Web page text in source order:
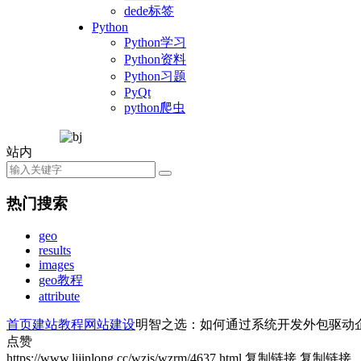
dede标签
Python
Python学习
Python资料
Python习题
PyQt
python爬虫
站内
热门搜索
geo
results
images
geo教程
attribute
首页建站教程网站建设明智之选：如何通过系统开发外包驱动
点赞